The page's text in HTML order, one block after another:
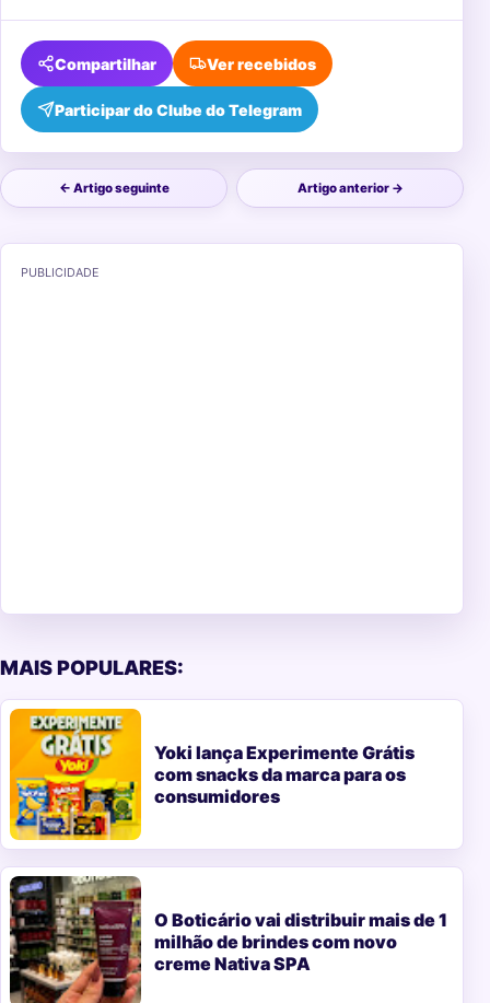
Compartilhar
Participar do Clube do Telegram
Ver recebidos
← Artigo seguinte Artigo anterior →
PUBLICIDADE
MAIS POPULARES:
Yoki lança Experimente Grátis
com snacks da marca para os
consumidores
O Boticário vai distribuir mais de 1
milhão de brindes com novo
creme Nativa SPA